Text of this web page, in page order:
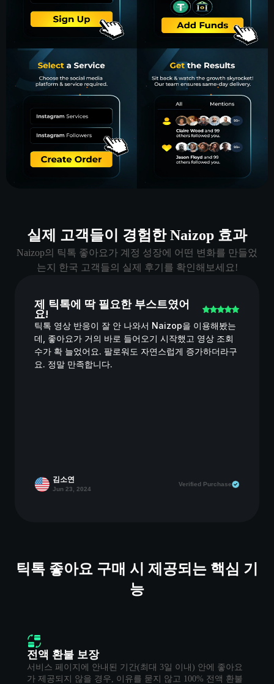
실제 고객들이 경험한 Naizop 효과
Naizop의 틱톡 좋아요가 계정 성장에 어떤 변화를 만들었
는지 한국 고객들의 실제 후기를 확인해보세요!
제 틱톡에 딱 필요한 부스트였어
요!
틱톡 영상 반응이 잘 안 나와서 Naizop을 이용해봤는
데, 좋아요가 거의 바로 들어오기 시작했고 영상 조회
수가 확 늘었어요. 팔로워도 자연스럽게 증가하더라구
요. 정말 만족합니다.
김소연
Jun 23, 2024
Verified Purchase
틱톡 좋아요 구매 시 제공되는 핵심 기
능
전액 환불 보장
서비스 페이지에 안내된 기간(최대 3일 이내) 안에 좋아요
가 제공되지 않을 경우, 이유를 묻지 않고 100% 전액 환불